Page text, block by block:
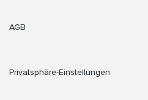
AGB
Privatsphäre-Einstellungen